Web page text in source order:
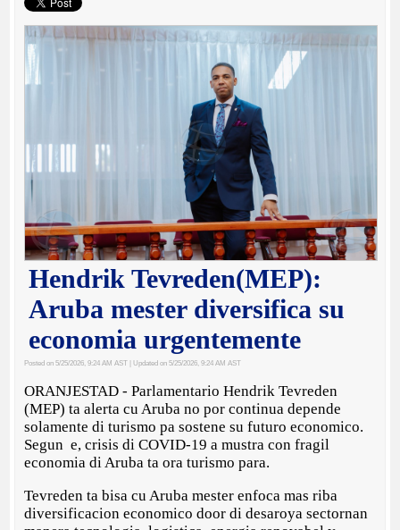
Hendrik Tevreden(MEP):
Aruba mester diversifica su
economia urgentemente
Posted on 5/25/2026, 9:24 AM AST | Updated on 5/25/2026, 9:24 AM AST
ORANJESTAD - Parlamentario Hendrik Tevreden
(MEP) ta alerta cu Aruba no por continua depende
solamente di turismo pa sostene su futuro economico.
Segun e, crisis di COVID-19 a mustra con fragil
economia di Aruba ta ora turismo para.
Tevreden ta bisa cu Aruba mester enfoca mas riba
diversificacion economico door di desaroya sectornan